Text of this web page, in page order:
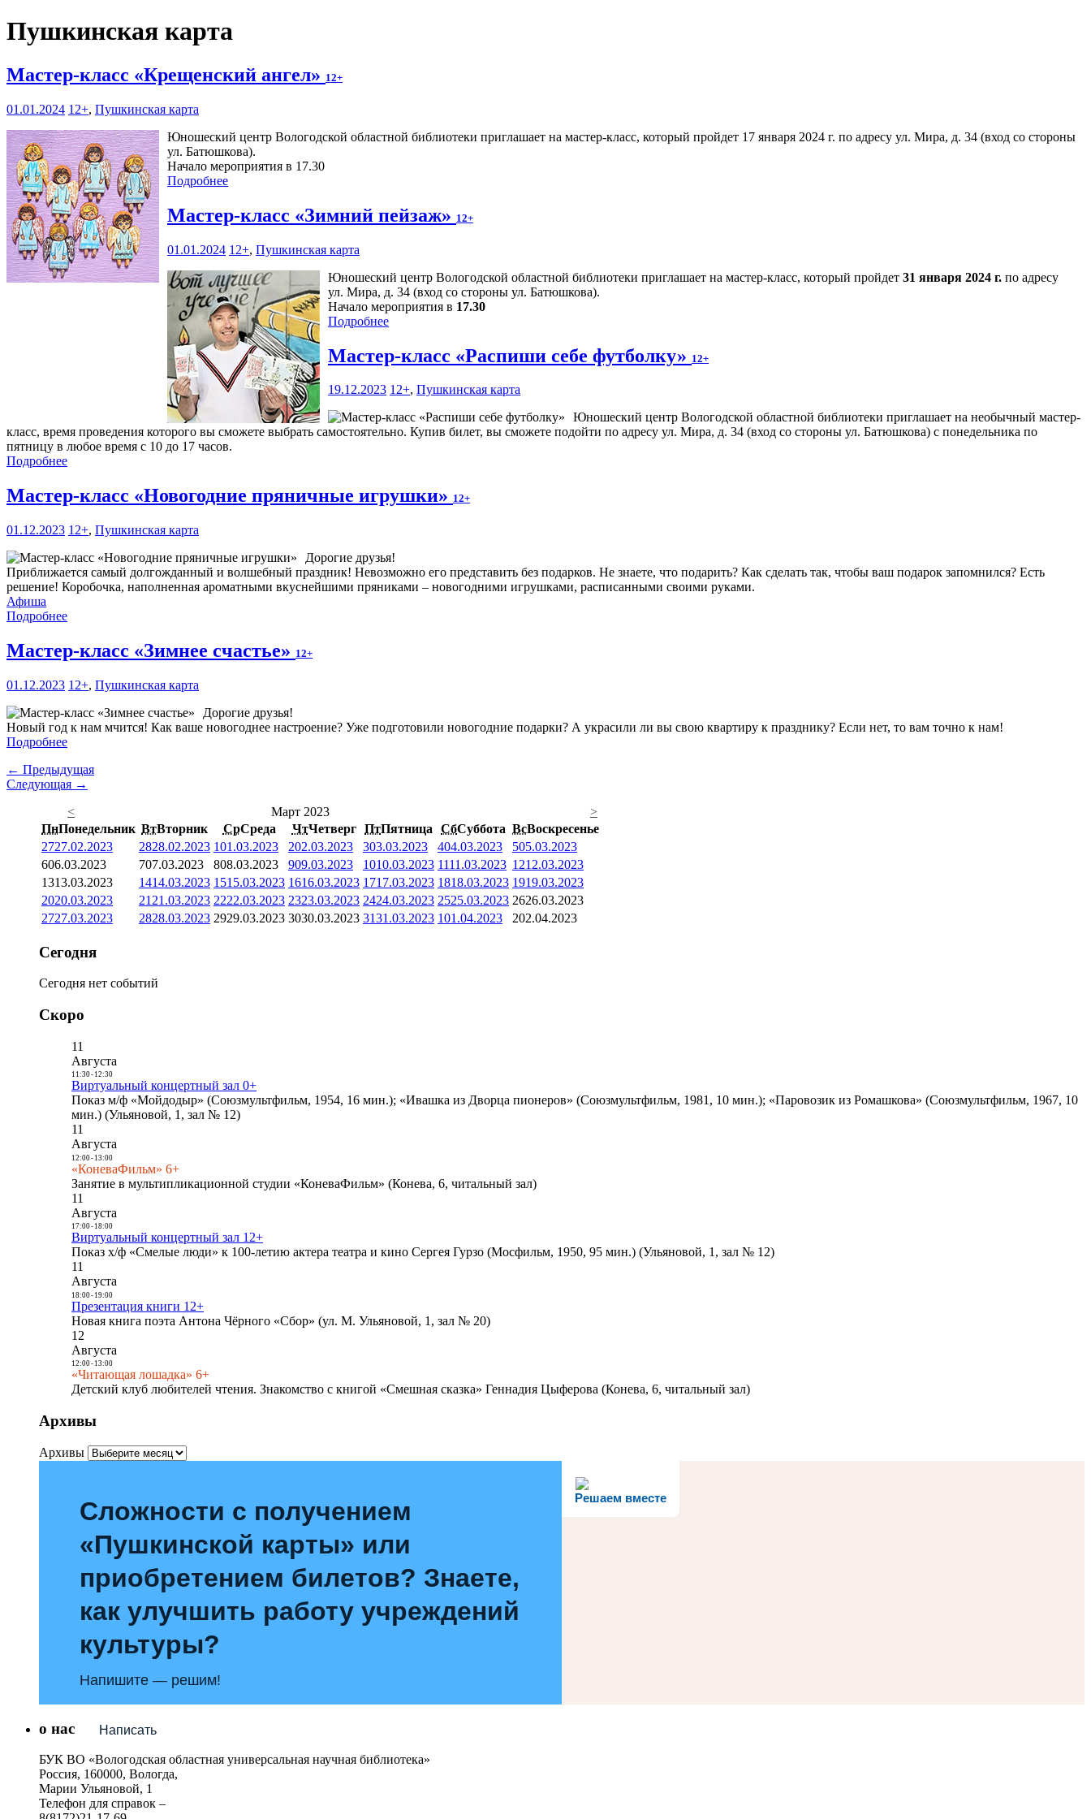
Пушкинская карта
Мастер-класс «Крещенский ангел» 12+
01.01.2024 12+, Пушкинская карта
Юношеский центр Вологодской областной библиотеки приглашает на мастер-класс, который пройдет 17 января 2024 г. по адресу ул. Мира, д. 34 (вход со стороны
ул. Батюшкова).
Начало мероприятия в 17.30
Подробнее
Мастер-класс «Зимний пейзаж» 12+
01.01.2024 12+, Пушкинская карта
Юношеский центр Вологодской областной библиотеки приглашает на мастер-класс, который пройдет 31 января 2024 г. по адресу
ул. Мира, д. 34 (вход со стороны ул. Батюшкова).
Начало мероприятия в 17.30
Подробнее
Мастер-класс «Распиши себе футболку» 12+
19.12.2023 12+, Пушкинская карта
Юношеский центр Вологодской областной библиотеки приглашает на необычный мастер-
класс, время проведения которого вы сможете выбрать самостоятельно. Купив билет, вы сможете подойти по адресу ул. Мира, д. 34 (вход со стороны ул. Батюшкова) с понедельника по
пятницу в любое время с 10 до 17 часов.
Подробнее
Мастер-класс «Новогодние пряничные игрушки» 12+
01.12.2023 12+, Пушкинская карта
Дорогие друзья!
Приближается самый долгожданный и волшебный праздник! Невозможно его представить без подарков. Не знаете, что подарить? Как сделать так, чтобы ваш подарок запомнился? Есть
решение! Коробочка, наполненная ароматными вкуснейшими пряниками – новогодними игрушками, расписанными своими руками.
Афиша
Подробнее
Мастер-класс «Зимнее счастье» 12+
01.12.2023 12+, Пушкинская карта
Дорогие друзья!
Новый год к нам мчится! Как ваше новогоднее настроение? Уже подготовили новогодние подарки? А украсили ли вы свою квартиру к празднику? Если нет, то вам точно к нам!
Подробнее
← Предыдущая
Следующая →
<
Март 2023
>
ПнПонедельник ВтВторник СрСреда ЧтЧетверг ПтПятница СбСуббота ВсВоскресенье
2727.02.2023 2828.02.2023 101.03.2023 202.03.2023 303.03.2023 404.03.2023 505.03.2023
606.03.2023 707.03.2023 808.03.2023 909.03.2023 1010.03.2023 1111.03.2023 1212.03.2023
1313.03.2023 1414.03.2023 1515.03.2023 1616.03.2023 1717.03.2023 1818.03.2023 1919.03.2023
2020.03.2023 21 21.03.2023 2222.03.2023 2323.03.2023 2424.03.2023 2525.03.2023 2626.03.2023
2727.03.2023 2828.03.2023 2929.03.2023 3030.03.2023 3131.03.2023 101.04.2023 202.04.2023
Сегодня
Сегодня нет событий
Скоро
11
Августа
11:30- 12:30
Виртуальный концертный зал 0+
Показ м/ф «Мойдодыр» (Союзмультфильм, 1954, 16 мин.); «Ивашка из Дворца пионеров» (Союзмультфильм, 1981, 10 мин.); «Паровозик из Ромашкова» (Союзмультфильм, 1967, 10
мин.) (Ульяновой, 1, зал № 12)
11
Августа
12:00- 13:00
«КоневаФильм» 6+
Занятие в мультипликационной студии «КоневаФильм» (Конева, 6, читальный зал)
11
Августа
17:00- 18:00
Виртуальный концертный зал 12+
Показ х/ф «Смелые люди» к 100-летию актера театра и кино Сергея Гурзо (Мосфильм, 1950, 95 мин.) (Ульяновой, 1, зал № 12)
11
Августа
18:00- 19:00
Презентация книги 12+
Новая книга поэта Антона Чёрного «Сбор» (ул. М. Ульяновой, 1, зал № 20)
12
Августа
12:00- 13:00
«Читающая лошадка» 6+
Детский клуб любителей чтения. Знакомство с книгой «Смешная сказка» Геннадия Цыферова (Конева, 6, читальный зал)
Архивы
Архивы
Решаем вместе
Сложности с получением
«Пушкинской карты» или
приобретением билетов? Знаете,
как улучшить работу учреждений
культуры?
Напишите — решим!
Написать
о нас
БУК ВО «Вологодская областная универсальная научная библиотека»
Россия, 160000, Вологда,
Марии Ульяновой, 1
Телефон для справок –